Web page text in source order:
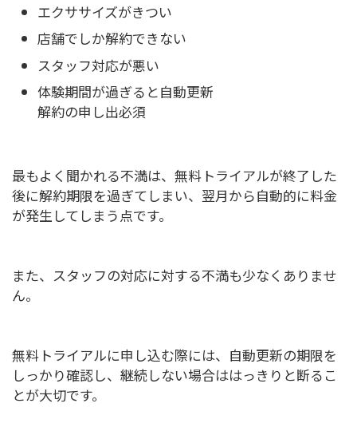
エクササイズがきつい
店舗でしか解約できない
スタッフ対応が悪い
体験期間が過ぎると自動更新
解約の申し出必須
最もよく聞かれる不満は、無料トライアルが終了した
後に解約期限を過ぎてしまい、翌月から自動的に料金
が発生してしまう点です。
また、スタッフの対応に対する不満も少なくありませ
ん。
無料トライアルに申し込む際には、自動更新の期限を
しっかり確認し、継続しない場合ははっきりと断るこ
とが大切です。